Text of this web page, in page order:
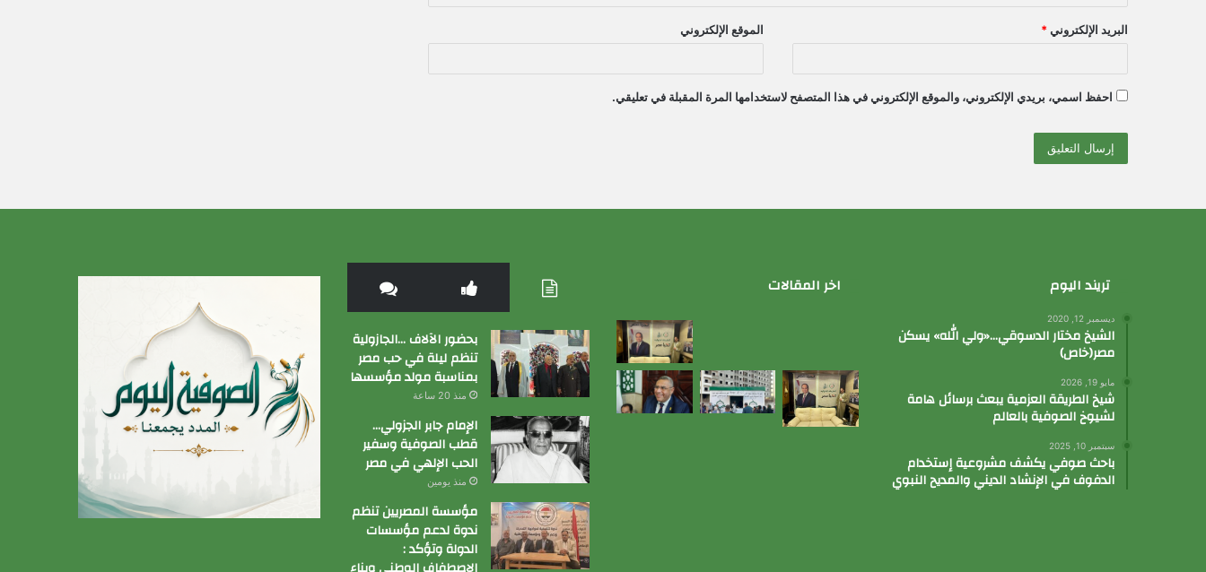
البريد الإلكتروني * الموقع الإلكتروني
احفظ اسمي، بريدي الإلكتروني، والموقع الإلكتروني في هذا المتصفح لاستخدامها المرة المقبلة في تعليقي.
تريند اليوم
ديسمبر 12, 2020
الشيخ مختار الدسوقي…«ولي الله» يسكن
مصر(خاص)
مايو 19, 2026
شيخ الطريقة العزمية يبعث برسائل هامة
لشيوخ الصوفية بالعالم
سبتمبر 10, 2025
باحث صوفي يكشف مشروعية إستخدام
الدفوف في الإنشاد الديني والمديح النبوي
اخر المقالات
بحضور الآلاف …الجازولية
تنظم ليلة في حب مصر
بمناسبة مولد مؤسسها
منذ 20 ساعة
الإمام جابر الجزولي…
قطب الصوفية وسفير
الحب الإلهي في مصر
منذ يومين
مؤسسة المصريين تنظم
ندوة لدعم مؤسسات
الدولة وتؤكد :